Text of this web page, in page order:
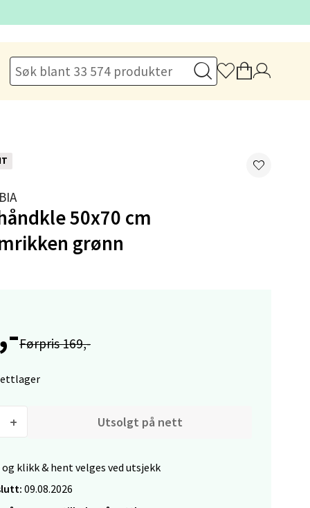
50x70 cm
grønn
Førpris 169,-
Utsolgt på nett
klikk & hent velges ved utsjekk
09.08.2026